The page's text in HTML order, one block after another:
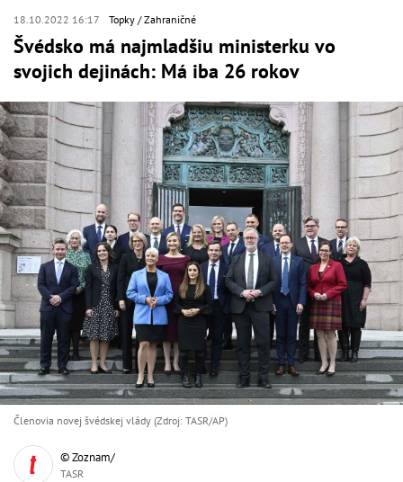
18.10.2022 16:17 Topky Zahraničné
Švédsko má najmladšiu ministerku vo
svojich dejinách: Má iba 26 rokov
Členovia novej švédskej vlády (Zdroj: TASR/AP)
© Zoznam/
TASR